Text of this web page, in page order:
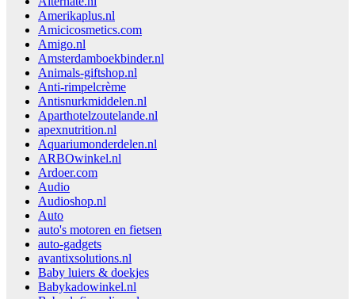
Amerikaplus.nl
Amicicosmetics.com
Amigo.nl
Amsterdamboekbinder.nl
Animals-giftshop.nl
Anti-rimpelcrème
Antisnurkmiddelen.nl
Aparthotelzoutelande.nl
apexnutrition.nl
Aquariumonderdelen.nl
ARBOwinkel.nl
Ardoer.com
Audio
Audioshop.nl
Auto
auto's motoren en fietsen
auto-gadgets
avantixsolutions.nl
Baby luiers & doekjes
Babykadowinkel.nl